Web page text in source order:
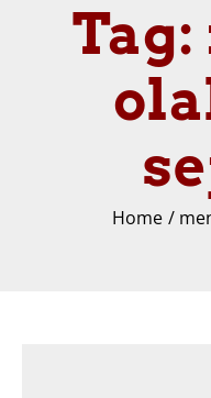
Tag:
Home